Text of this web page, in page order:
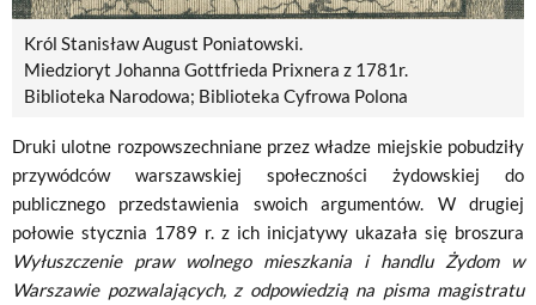
Król Stanisław August Poniatowski.
Miedzioryt Johanna Gottfrieda Prixnera z 1781r.
Biblioteka Narodowa; Biblioteka Cyfrowa Polona
Druki ulotne rozpowszechniane przez władze miejskie pobudziły
przywódców warszawskiej społeczności żydowskiej do
publicznego przedstawienia swoich argumentów. W drugiej
połowie stycznia 1789 r. z ich inicjatywy ukazała się broszura
Wyłuszczenie praw wolnego mieszkania i handlu Żydom w
Warszawie pozwalających, z odpowiedzią na pisma magistratu